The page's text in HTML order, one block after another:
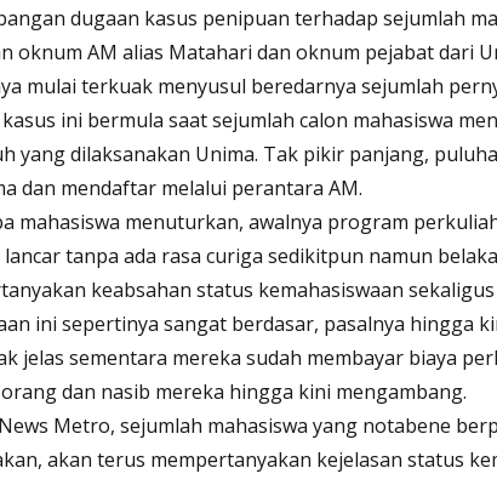
dugaan kasus penipuan terhadap sejumlah
oknum AM alias Matahari dan oknum pejabat dari
mulai terkuak menyusul beredarnya sejumlah
ini bermula saat sejumlah calon mahasiswa
yang dilaksanakan Unima. Tak pikir panjang,
dan mendaftar melalui perantara AM.
mahasiswa menuturkan, awalnya program
tanpa ada rasa curiga sedikitpun namun
keabsahan status kemahasiswaan
ini sepertinya sangat berdasar, pasalnya hingga
jelas sementara mereka sudah membayar biaya
dan nasib mereka hingga kini mengambang.
Metro, sejumlah mahasiswa yang notabene
akan terus mempertanyakan kejelasan status